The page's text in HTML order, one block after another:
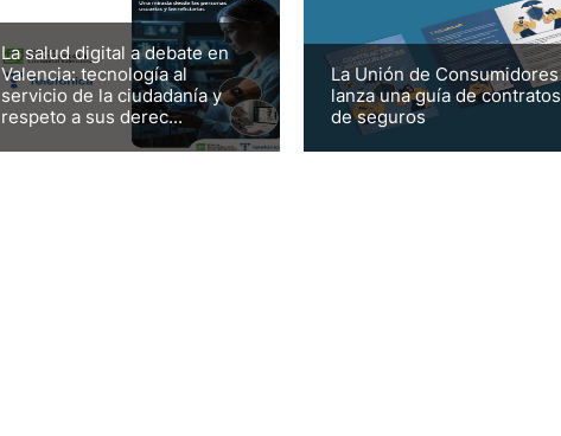
La salud digital a debate en
Valencia: tecnología al
servicio de la ciudadanía y
respeto a sus derec...
La Unión de Consumidores
lanza una guía de contratos
de seguros